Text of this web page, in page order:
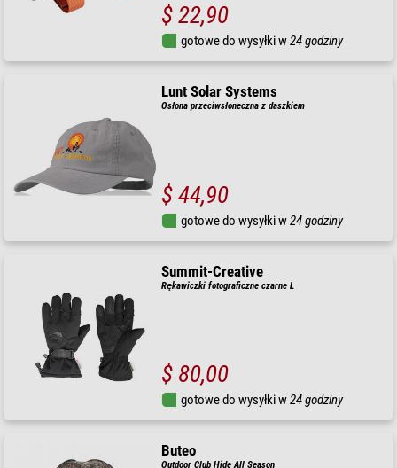
$ 22,90
gotowe do wysyłki w24 godziny
Lunt Solar Systems
Osłona przeciwsłoneczna z daszkiem
$ 44,90
gotowe do wysyłki w24 godziny
Summit-Creative
Rękawiczki fotograficzne czarne L
$ 80,00
gotowe do wysyłki w24 godziny
Buteo
Outdoor Club Hide All Season